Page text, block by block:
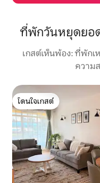
ที่พักวันหยุดยอ
เกสต์เห็นพ้อง: ที่พักเ
ความ
โดนใจเกสต์
โดนใจเกสต์